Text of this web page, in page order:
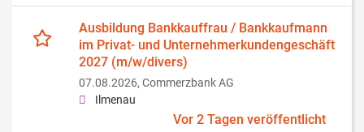
Ausbildung Bankkauffrau / Bankkaufmann
im Privat- und Unternehmerkundengeschäft
2027 (m/w/divers)
07.08.2026, Commerzbank AG
Ilmenau
Vor 2 Tagen veröffentlicht